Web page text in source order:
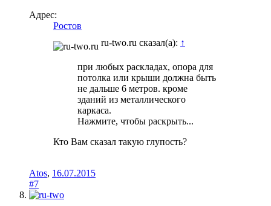
Адрес:
Ростов
ru-two.ru сказал(а): ↑
при любых раскладах, опора для
потолка или крыши должна быть
не дальше 6 метров. кроме
зданий из металлического
каркаса.
Нажмите, чтобы раскрыть...
Кто Вам сказал такую глупость?
Atos, 16.07.2015
#7